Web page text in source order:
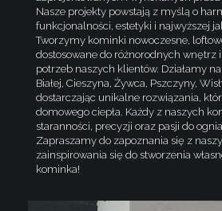
Nasze projekty powstają z myślą o
funkcjonalności, estetyki i najwyższej
Tworzymy kominki nowoczesne,
dostosowane do różnorodnych wnętrz
potrzeb naszych klientów. Działamy
Białej, Cieszyna, Żywca, Pszczyny,
dostarczając unikalne rozwiązania,
domowego ciepła. Każdy z naszych
staranności, precyzji oraz pasji do
Zapraszamy do zapoznania się z
zainspirowania się do stworzenia
kominka!